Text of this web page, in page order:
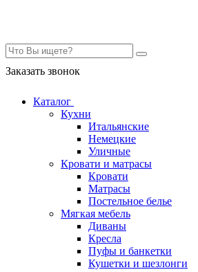
Заказать звонок
Каталог
Кухни
Итальянские
Немецкие
Уличные
Кровати и матрасы
Кровати
Матрасы
Постельное белье
Мягкая мебель
Диваны
Кресла
Пуфы и банкетки
Кушетки и шезлонги